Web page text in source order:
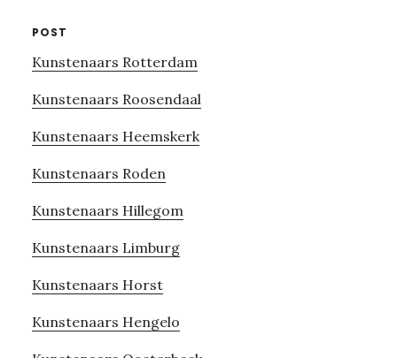
POST
Kunstenaars Rotterdam
Kunstenaars Roosendaal
Kunstenaars Heemskerk
Kunstenaars Roden
Kunstenaars Hillegom
Kunstenaars Limburg
Kunstenaars Horst
Kunstenaars Hengelo